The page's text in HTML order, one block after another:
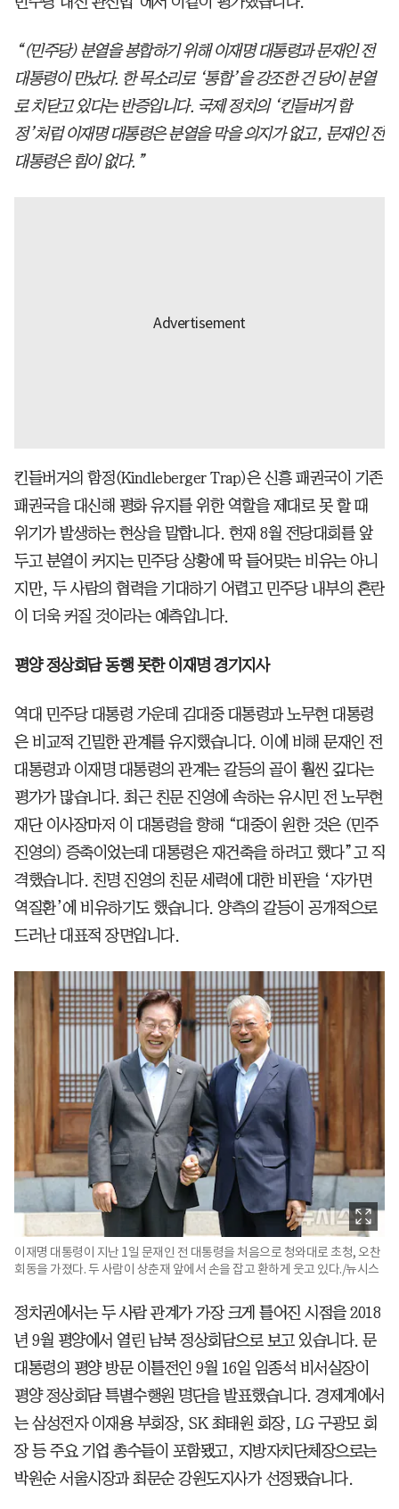
“(민주당) 분열을 봉합하기 위해 이재명 대통령과 문재인 전
대통령이 만났다. 한 목소리로 ‘통합’을 강조한 건 당이 분열
로 치닫고 있다는 반증입니다. 국제 정치의 ‘킨들버거 함
정’처럼 이재명 대통령은 분열을 막을 의지가 없고, 문재인 전
대통령은 힘이 없다.”
킨들버거의 함정(Kindleberger Trap)은 신흥 패권국이 기존
패권국을 대신해 평화 유지를 위한 역할을 제대로 못 할 때
위기가 발생하는 현상을 말합니다. 현재 8월 전당대회를 앞
두고 분열이 커지는 민주당 상황에 딱 들어맞는 비유는 아니
지만, 두 사람의 협력을 기대하기 어렵고 민주당 내부의 혼란
이 더욱 커질 것이라는 예측입니다.
평양 정상회담 동행 못한 이재명 경기지사
역대 민주당 대통령 가운데 김대중 대통령과 노무현 대통령
은 비교적 긴밀한 관계를 유지했습니다. 이에 비해 문재인 전
대통령과 이재명 대통령의 관계는 갈등의 골이 훨씬 깊다는
평가가 많습니다. 최근 친문 진영에 속하는 유시민 전 노무현
재단 이사장마저 이 대통령을 향해 “대중이 원한 것은 (민주
진영의) 증축이었는데 대통령은 재건축을 하려고 했다”고 직
격했습니다. 친명 진영의 친문 세력에 대한 비판을 ‘자가면
역질환’에 비유하기도 했습니다. 양측의 갈등이 공개적으로
드러난 대표적 장면입니다.
이재명 대통령이 지난 1일 문재인 전 대통령을 처음으로 청와대로 초청, 오찬
회동을 가졌다. 두 사람이 상춘재 앞에서 손을 잡고 환하게 웃고 있다./뉴시스
정치권에서는 두 사람 관계가 가장 크게 틀어진 시점을 2018
년 9월 평양에서 열린 남북 정상회담으로 보고 있습니다. 문
대통령의 평양 방문 이틀전인 9월 16일 임종석 비서실장이
평양 정상회담 특별수행원 명단을 발표했습니다. 경제계에서
는 삼성전자 이재용 부회장, SK 최태원 회장, LG 구광모 회
장 등 주요 기업 총수들이 포함됐고, 지방자치단체장으로는
박원순 서울시장과 최문순 강원도지사가 선정됐습니다.